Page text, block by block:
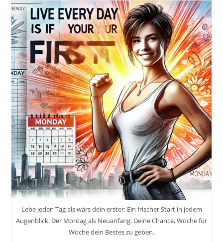
In
Die
Menge
Passt,
Liegt
Das
Vielleicht
Daran,
Dass
Du
Dazu
Bestimmt
Bist,
Sie
Anzuführen
#GedankenZumLeben
Lebe jeden Tag als wärs dein erster: Ein frischer Start in jedem
Augenblick. Der Montag als Neuanfang: Deine Chance, Woche für
Woche dein Bestes zu geben.